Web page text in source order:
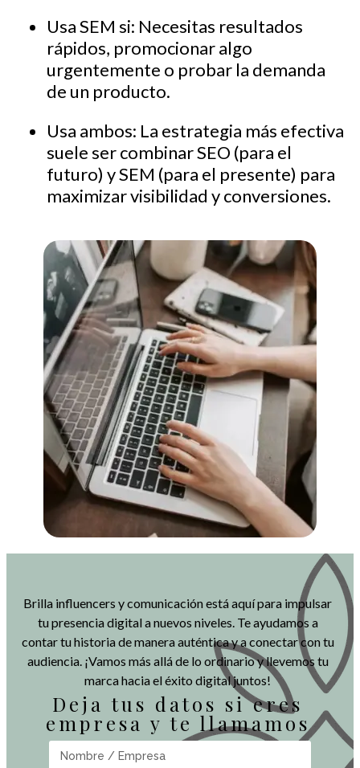
Usa SEM si: Necesitas resultados
rápidos, promocionar algo
urgentemente o probar la demanda
de un producto.
Usa ambos: La estrategia más efectiva
suele ser combinar SEO (para el
futuro) y SEM (para el presente) para
maximizar visibilidad y conversiones.
Brilla influencers y comunicación está aquí para impulsar
tu presencia digital a nuevos niveles. Te ayudamos a
contar tu historia de manera auténtica y a conectar con tu
audiencia. ¡Vamos más allá de lo ordinario y llevemos tu
marca hacia el éxito digital juntos!
Deja tus datos si eres
empresa y te llamamos